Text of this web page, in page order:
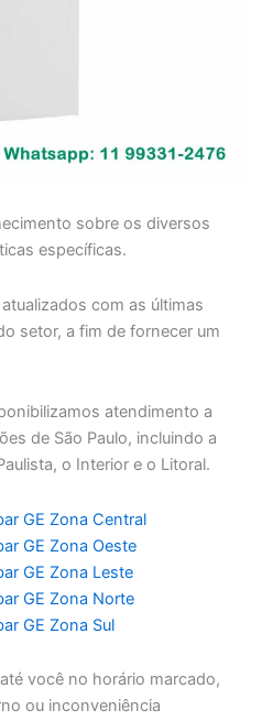
sobre os diversos
específicas.
com as últimas
setor, a fim de fornecer um
atendimento a
de São Paulo, incluindo a
o Interior e o Litoral.
GE Zona Central
GE Zona Oeste
GE Zona Leste
GE Zona Norte
GE Zona Sul
você no horário marcado,
ou inconveniência